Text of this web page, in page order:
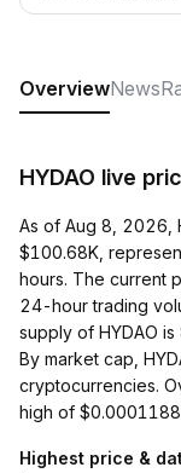
OverviewNews
HYDAO live
As of Aug 8, 2026,
$100.68K,
hours. The current
24-hour trading
supply of HYDAO
By market cap,
cryptocurrencies.
high of
Highest price &